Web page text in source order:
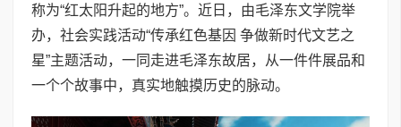
称为“红太阳升起的地方”。近日，由毛泽东文学院举
办，社会实践活动“传承红色基因 争做新时代文艺之
星”主题活动，一同走进毛泽东故居，从一件件展品和
一个个故事中，真实地触摸历史的脉动。